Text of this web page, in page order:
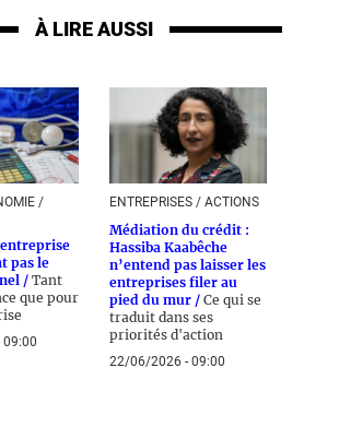
À LIRE AUSSI
/
pas le
/ Tant
que pour
ENTREPRISES / ACTIONS
Médiation du crédit :
Hassiba Kaabêche
n’entend pas laisser les
entreprises filer au
pied du mur / Ce qui se
traduit dans ses
priorités d'action
22/06/2026 - 09:00